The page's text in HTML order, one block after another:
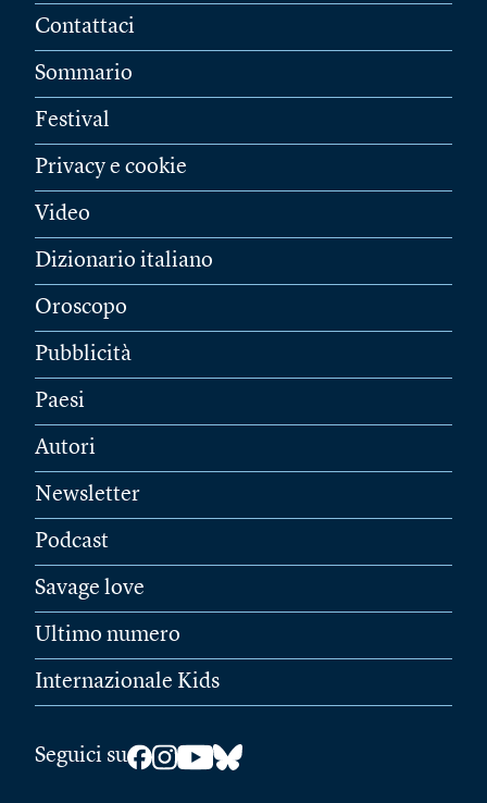
Contattaci
Sommario
Festival
Privacy e cookie
Video
Dizionario italiano
Oroscopo
Pubblicità
Paesi
Autori
Newsletter
Podcast
Savage love
Ultimo numero
Internazionale Kids
Seguici su